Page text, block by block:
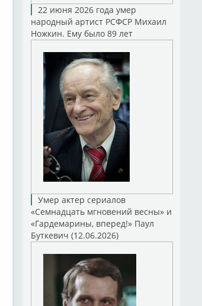
22 июня 2026 года умер
народный артист РСФСР Михаил
Ножкин. Ему было 89 лет
Умер актер сериалов
«Семнадцать мгновений весны» и
«Гардемарины, вперед!» Паул
Буткевич (12.06.2026)